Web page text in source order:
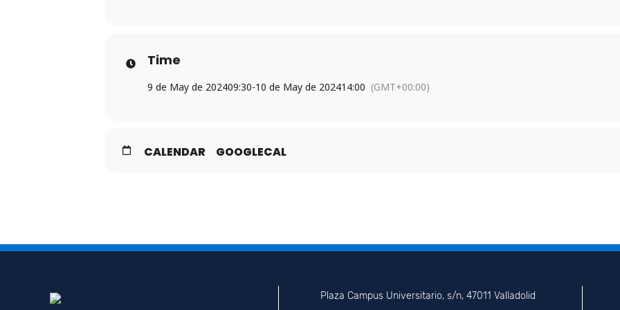
Time
9 de May de 202409:30-10 de May de 202414:00 (GMT+00:00)
CALENDAR GOOGLECAL
Plaza Campus Universitario, s/n, 47011 Valladolid